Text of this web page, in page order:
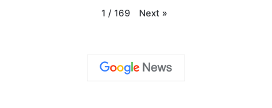
1 / 169 Next »